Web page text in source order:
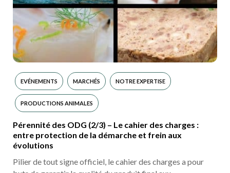
EVÉNEMENTS MARCHÉS NOTRE EXPERTISE
PRODUCTIONS ANIMALES
Pérennité des ODG (2/3) – Le cahier des charges :
entre protection de la démarche et frein aux
évolutions
Pilier de tout signe officiel, le cahier des charges a pour